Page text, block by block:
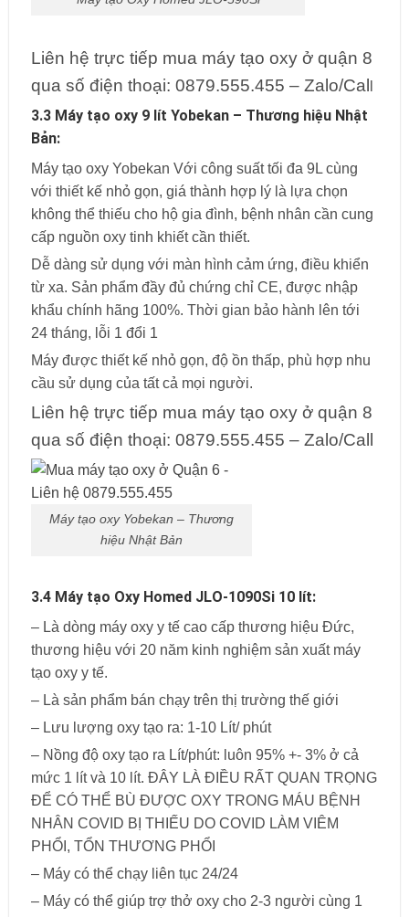
Liên hệ trực tiếp mua máy tạo oxy ở quận 8
qua số điện thoại: 0879.555.455 – Zalo/Cal
3.3 Máy tạo oxy 9 lít Yobekan – Thương hiệu Nhật
Bản:
Máy tạo oxy Yobekan Với công suất tối đa 9L cùng
với thiết kế nhỏ gọn, giá thành hợp lý là lựa chọn
không thể thiếu cho hộ gia đình, bệnh nhân cần cung
cấp nguồn oxy tinh khiết cần thiết.
Dễ dàng sử dụng với màn hình cảm ứng, điều khiển
từ xa. Sản phẩm đầy đủ chứng chỉ CE, được nhập
khẩu chính hãng 100%. Thời gian bảo hành lên tới
24 tháng, lỗi 1 đổi 1
Máy được thiết kế nhỏ gọn, độ ồn thấp, phù hợp nhu
cầu sử dụng của tất cả mọi người.
Liên hệ trực tiếp mua máy tạo oxy ở quận 8
qua số điện thoại: 0879.555.455 – Zalo/Call
Máy tạo oxy Yobekan – Thương
hiệu Nhật Bản
3.4 Máy tạo Oxy Homed JLO-1090Si 10 lít:
– Là dòng máy oxy y tế cao cấp thương hiệu Đức,
thương hiệu với 20 năm kinh nghiệm sản xuất máy
tạo oxy y tế.
– Là sản phẩm bán chạy trên thị trường thế giới
– Lưu lượng oxy tạo ra: 1-10 Lít/ phút
– Nồng độ oxy tạo ra Lít/phút: luôn 95% +- 3% ở cả
mức 1 lít và 10 lít. ĐÂY LÀ ĐIỀU RẤT QUAN TRỌNG
ĐỂ CÓ THỂ BÙ ĐƯỢC OXY TRONG MÁU BỆNH
NHÂN COVID BỊ THIẾU DO COVID LÀM VIÊM
PHỔI, TỔN THƯƠNG PHỔI
– Máy có thể chạy liên tục 24/24
– Máy có thể giúp trợ thở oxy cho 2-3 người cùng 1